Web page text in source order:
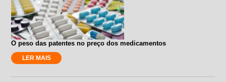
O peso das patentes no preço dos medicamentos
LER MAIS